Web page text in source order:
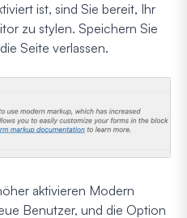
ist, sind Sie bereit, Ihr
zu stylen. Speichern Sie
Seite verlassen.
aktivieren Modern
Benutzer, und die Option